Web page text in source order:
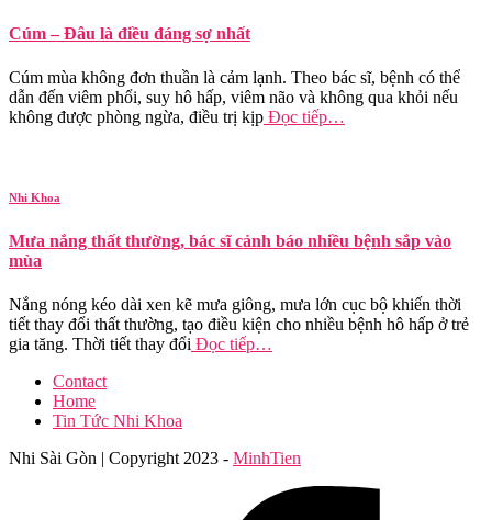
Cúm – Đâu là điều đáng sợ nhất
Cúm mùa không đơn thuần là cảm lạnh. Theo bác sĩ, bệnh có thể
dẫn đến viêm phổi, suy hô hấp, viêm não và không qua khỏi nếu
không được phòng ngừa, điều trị kịp Đọc tiếp…
Nhi Khoa
Mưa nắng thất thường, bác sĩ cảnh báo nhiều bệnh sắp vào
mùa
Nắng nóng kéo dài xen kẽ mưa giông, mưa lớn cục bộ khiến thời
tiết thay đổi thất thường, tạo điều kiện cho nhiều bệnh hô hấp ở trẻ
gia tăng. Thời tiết thay đổi Đọc tiếp…
Contact
Home
Tin Tức Nhi Khoa
Nhi Sài Gòn | Copyright 2023 - MinhTien